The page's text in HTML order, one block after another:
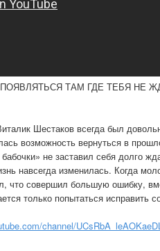
ТАМ ГДЕ ТЕБЯ НЕ
Шестаков всегда был
возможность вернуться в
не заставил себя долго
навсегда изменилась. Когда
что совершил большую ошибку,
только попытаться исправить
channel/